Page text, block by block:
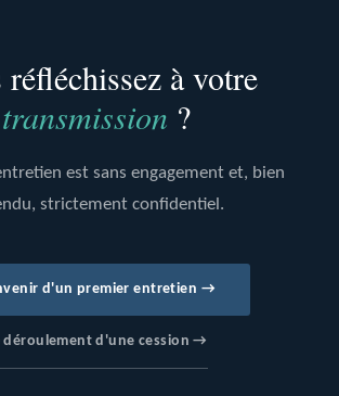
réfléchissez à votre
transmission ?
est sans engagement et, bien
strictement confidentiel.
d'un premier entretien →
déroulement d'une cession →